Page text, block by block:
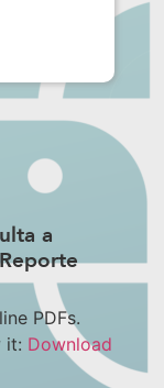
a
PDFs.
it: Download